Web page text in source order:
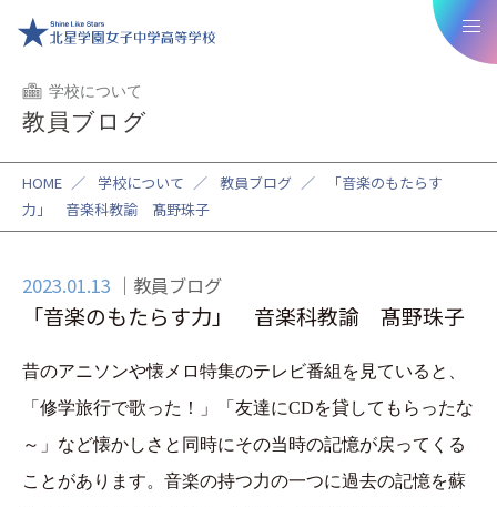
学校について
教員ブログ
HOME ／ 学校について ／ 教員ブログ ／
「音楽のもたらす
力」 音楽科教諭 髙野珠子
2023.01.13 教員ブログ
「音楽のもたらす力」 音楽科教諭 髙野珠子
昔のアニソンや懐メロ特集のテレビ番組を見ていると、
「修学旅行で歌った！」「友達にCDを貸してもらったな
～」など懐かしさと同時にその当時の記憶が戻ってくる
ことがあります。音楽の持つ力の一つに過去の記憶を蘇